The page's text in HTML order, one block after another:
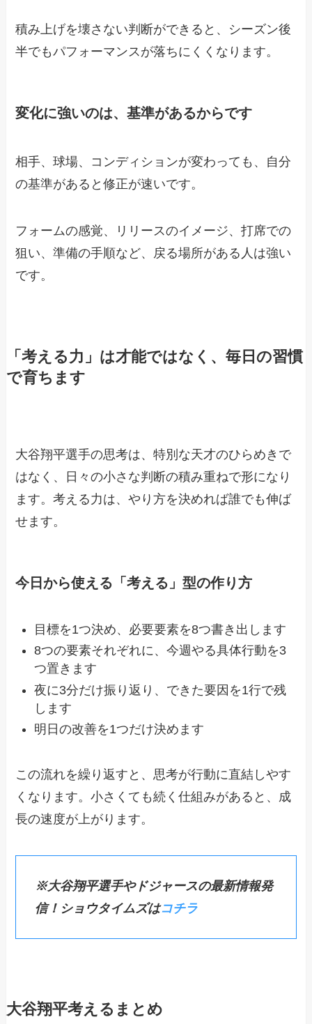
積み上げを壊さない判断ができると、シーズン後
半でもパフォーマンスが落ちにくくなります。
変化に強いのは、基準があるからです
相手、球場、コンディションが変わっても、自分
の基準があると修正が速いです。
フォームの感覚、リリースのイメージ、打席での
狙い、準備の手順など、戻る場所がある人は強い
です。
「考える力」は才能ではなく、毎日の習慣
で育ちます
大谷翔平選手の思考は、特別な天才のひらめきで
はなく、日々の小さな判断の積み重ねで形になり
ます。考える力は、やり方を決めれば誰でも伸ば
せます。
今日から使える「考える」型の作り方
目標を1つ決め、必要要素を8つ書き出します
8つの要素それぞれに、今週やる具体行動を3
つ置きます
夜に3分だけ振り返り、できた要因を1行で残
します
明日の改善を1つだけ決めます
この流れを繰り返すと、思考が行動に直結しやす
くなります。小さくても続く仕組みがあると、成
長の速度が上がります。
※大谷翔平選手やドジャースの最新情報発
信！ショウタイムズはコチラ
大谷翔平考えるまとめ